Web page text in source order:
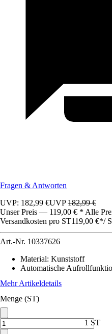
Fragen & Antworten
UVP: 182,99 €UVP182,99 €
Unser Preis — 119,00 € * Alle
Versandkosten pro ST119,00 €*/
Art.-Nr. 10337626
Material: Kunststoff
Automatische
Mehr Artikeldetails
Menge (ST)
1 ST